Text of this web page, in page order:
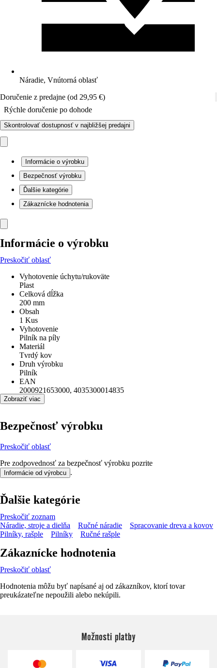
Náradie, Vnútorná oblasť
Doručenie z predajne (od 29,95 €)
Rýchle doručenie po dohode
Skontrolovať dostupnosť v najbližšej predajni
Informácie o výrobku
Bezpečnosť výrobku
Ďalšie kategórie
Zákaznícke hodnotenia
Informácie o výrobku
Preskočiť oblasť
Vyhotovenie úchytu/rukoväte
Plast
Celková dĺžka
200 mm
Obsah
1 Kus
Vyhotovenie
Pilník na píly
Materiál
Tvrdý kov
Druh výrobku
Pilník
EAN
2000921653000, 4035300014835
Zobraziť viac
Bezpečnosť výrobku
Preskočiť oblasť
Pre zodpovednosť za bezpečnosť výrobku pozrite
Informácie od výrobcu .
Ďalšie kategórie
Preskočiť zoznam
Náradie, stroje a dielňa
Ručné náradie
Spracovanie dreva a kovov
Pilníky, rašple
Pilníky Ručné rašple
Zákaznícke hodnotenia
Preskočiť oblasť
Hodnotenia môžu byť napísané aj od zákazníkov, ktorí tovar
preukázateľne nepoužili alebo nekúpili.
Možnosti platby